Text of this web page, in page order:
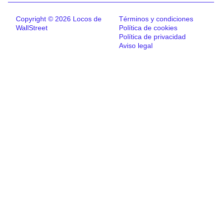
Copyright © 2026 Locos de
WallStreet
Términos y condiciones
Política de cookies
Política de privacidad
Aviso legal